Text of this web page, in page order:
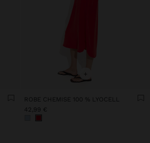
+
ROBE CHEMISE 100 % LYOCELL
42,99 €